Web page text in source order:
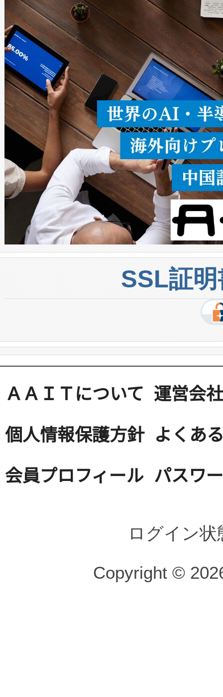
× 80°のノーマルモード、長
ードを切り替えて使用するこ
ることなく、単一のデバイス
うにします。遠距離まで届く
密度なスキャ […]
SSL証
ＡＡＩＴについて 運営会社
個人情報保護方針 よくあ
会員プロフィール パスワ
ログイン
Copyright ©